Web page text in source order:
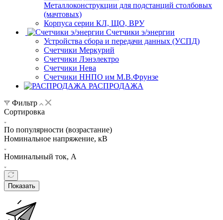
Металлоконструкции для подстанций столбовых
(мачтовых)
Корпуса серии КЛ, ЩО, ВРУ
Счетчики э/энергии
Устройства сбора и передачи данных (УСПД)
Счетчики Меркурий
Счетчики Лэнэлектро
Счетчики Нева
Счетчики ННПО им М.В.Фрунзе
РАСПРОДАЖА
Фильтр
Сортировка
По популярности (возрастание)
Номинальное напряжение, кВ
Номинальный ток, А
Показать